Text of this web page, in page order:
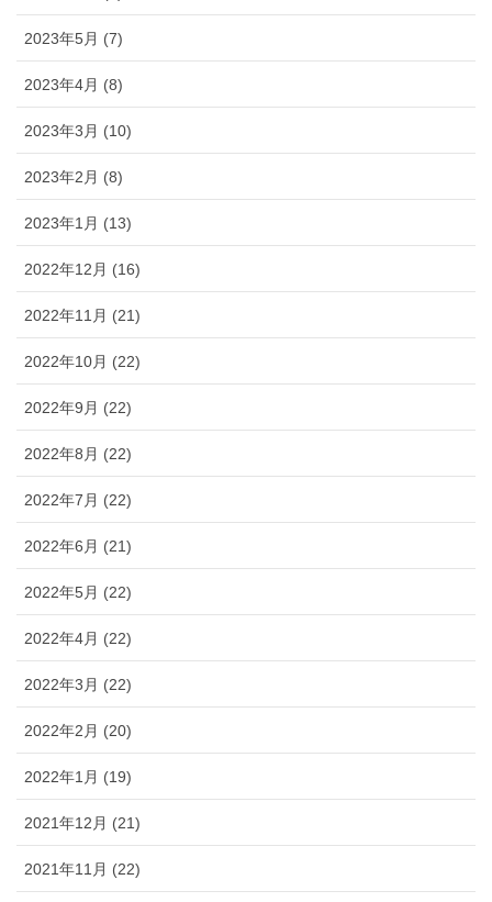
2023年5月 (7)
2023年4月 (8)
2023年3月 (10)
2023年2月 (8)
2023年1月 (13)
2022年12月 (16)
2022年11月 (21)
2022年10月 (22)
2022年9月 (22)
2022年8月 (22)
2022年7月 (22)
2022年6月 (21)
2022年5月 (22)
2022年4月 (22)
2022年3月 (22)
2022年2月 (20)
2022年1月 (19)
2021年12月 (21)
2021年11月 (22)